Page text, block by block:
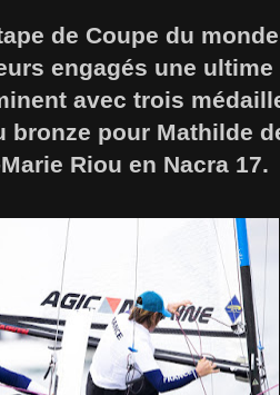
de Coupe du
engagés une
avec trois
pour Mathilde
Riou en Nacra 17.